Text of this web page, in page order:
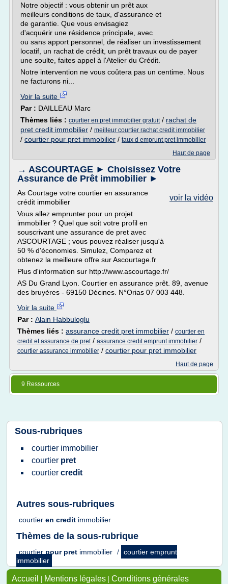
Notre objectif : vous obtenir un prêt aux
meilleurs conditions de taux, d'assurance et
de garantie. Que vous envisagiez
d'acquérir une résidence principale, avec
ou sans apport personnel, de réaliser un investissement
locatif, un rachat de crédit, un prêt travaux ou de payer
une soulte, faites appel à l'Atelier du Crédit.
Notre intervention ne vous coûtera pas un centime. Nous
ne facturons ni...
Voir la suite
Par : DAILLEAU Marc
Thèmes liés : courtier en pret immobilier gratuit/ rachat de
pret credit immobilier / meilleur courtier rachat credit immobilier
/ courtier pour pret immobilier / taux d emprunt pret immobilier
Haut de page
→ ASCOURTAGE ► Choisissez Votre
Assurance de Prêt immobilier ►
voir la vidéo
As Courtage votre courtier en assurance
crédit immobilier
Vous allez emprunter pour un projet
immobilier ? Quel que soit votre profil en
souscrivant une assurance de pret avec
ASCOURTAGE ; vous pouvez réaliser jusqu'à
50 % d'économies. Simulez, Comparez et
obtenez la meilleure offre sur Ascourtage.fr
Plus d'information sur http://www.ascourtage.fr/
AS Du Grand Lyon. Courtier en assurance prêt. 89, avenue
des bruyères - 69150 Décines. N°Orias 07 003 448.
Voir la suite
Par : Alain Habbuloglu
Thèmes liés : assurance credit pret immobilier / courtier en
credit et assurance de pret/ assurance credit emprunt immobilier /
courtier assurance immobilier / courtier pour pret immobilier
Haut de page
9 Ressources
Sous-rubriques
courtier immobilier
courtier pret
courtier credit
Autres sous-rubriques
courtier en credit immobilier
Thèmes de la sous-rubrique
courtier pour pret immobilier / courtier emprunt
immobilier
Accueil | Mentions légales | Conditions générales